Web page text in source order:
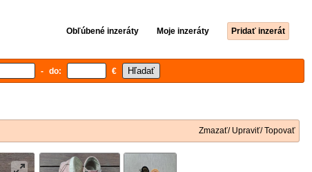
Obľúbené inzeráty Moje inzeráty Pridať inzerát
- do: €
Zmazať/ Upraviť/ Topovať